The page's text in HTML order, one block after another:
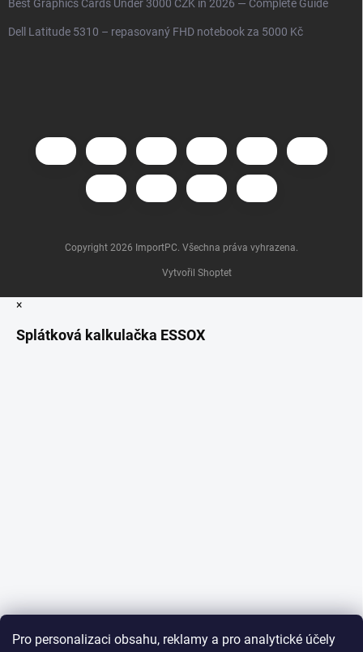
Pro personalizaci obsahu, reklamy a pro analytické účely
Best Graphics Cards Under 3000 CZK in 2026 — Complete Guide
Dell Latitude 5310 – repasovaný FHD notebook za 5000 Kč
Vytvořil Shoptet
Copyright 2026 ImportPC. Všechna práva vyhrazena.
×
Splátková kalkulačka ESSOX